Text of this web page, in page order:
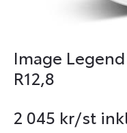
Image Legend
R12,8
2 045 kr/st